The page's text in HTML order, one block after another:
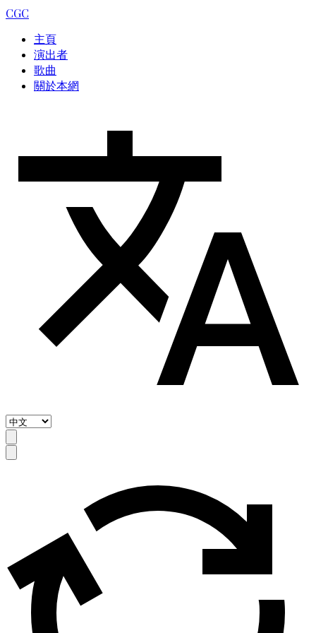
CGC
主頁
演出者
歌曲
關於本網